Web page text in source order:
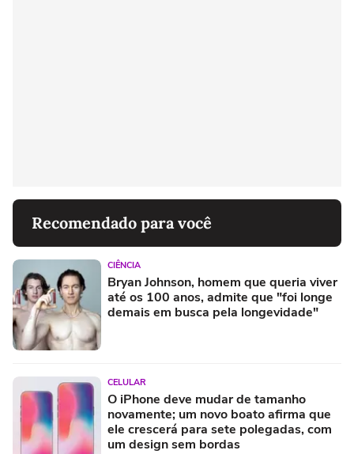
Recomendado para você
CIÊNCIA
Bryan Johnson, homem que queria viver
até os 100 anos, admite que "foi longe
demais em busca pela longevidade"
CELULAR
O iPhone deve mudar de tamanho
novamente; um novo boato afirma que
ele crescerá para sete polegadas, com
um design sem bordas